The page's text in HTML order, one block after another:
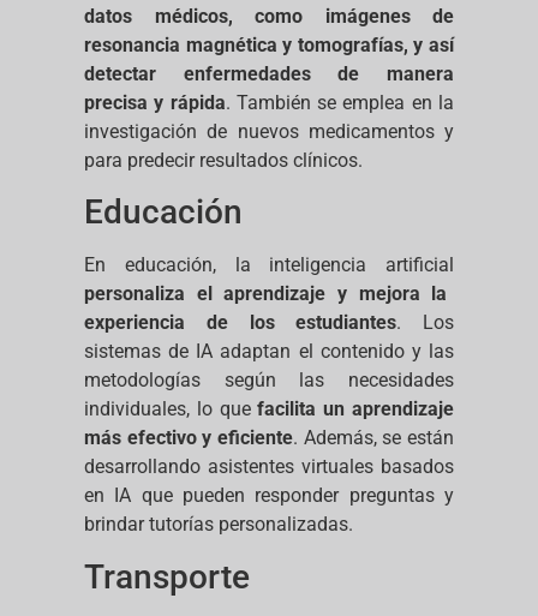
datos médicos, como imágenes de
resonancia magnética y tomografías, y así
detectar enfermedades de manera
precisa y rápida. También se emplea en la
investigación de nuevos medicamentos y
para predecir resultados clínicos.
Educación
En educación, la inteligencia artificial
personaliza el aprendizaje y mejora la
experiencia de los estudiantes. Los
sistemas de IA adaptan el contenido y las
metodologías según las necesidades
individuales, lo quefacilita un aprendizaje
más efectivo y eficiente. Además, se están
desarrollando asistentes virtuales basados
en IA que pueden responder preguntas y
brindar tutorías personalizadas.
Transporte